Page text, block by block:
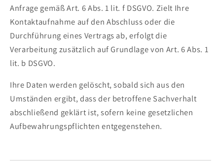
Anfrage gemäß Art. 6 Abs. 1 lit. f DSGVO. Zielt Ihre
Kontaktaufnahme auf den Abschluss oder die
Durchführung eines Vertrags ab, erfolgt die
Verarbeitung zusätzlich auf Grundlage von Art. 6 Abs. 1
lit. b DSGVO.
Ihre Daten werden gelöscht, sobald sich aus den
Umständen ergibt, dass der betroffene Sachverhalt
abschließend geklärt ist, sofern keine gesetzlichen
Aufbewahrungspflichten entgegenstehen.